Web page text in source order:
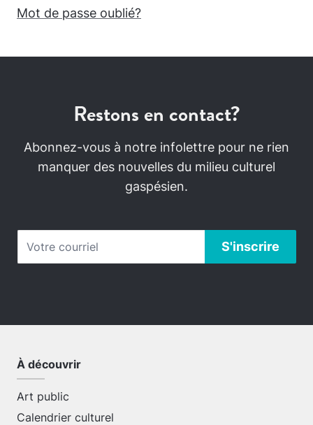
Mot de passe oublié?
Restons en contact?
Abonnez-vous à notre infolettre pour ne rien
manquer des nouvelles du milieu culturel
gaspésien.
À découvrir
Art public
Calendrier culturel